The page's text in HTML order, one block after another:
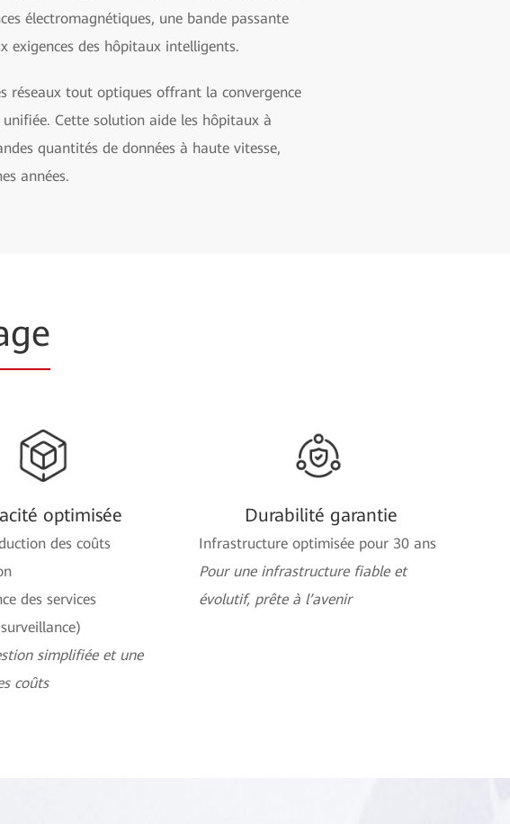
électromagnétiques, une bande passante
exigences des hôpitaux intelligents.
réseaux tout optiques offrant la convergence
Cette solution aide les hôpitaux à
quantités de données à haute vitesse,
années.
optimisée
des coûts
des services
simplifiée et une
coûts
Durabilité garantie
Infrastructure optimisée pour 30 ans
Pour une infrastructure fiable et
évolutif, prête à l’avenir